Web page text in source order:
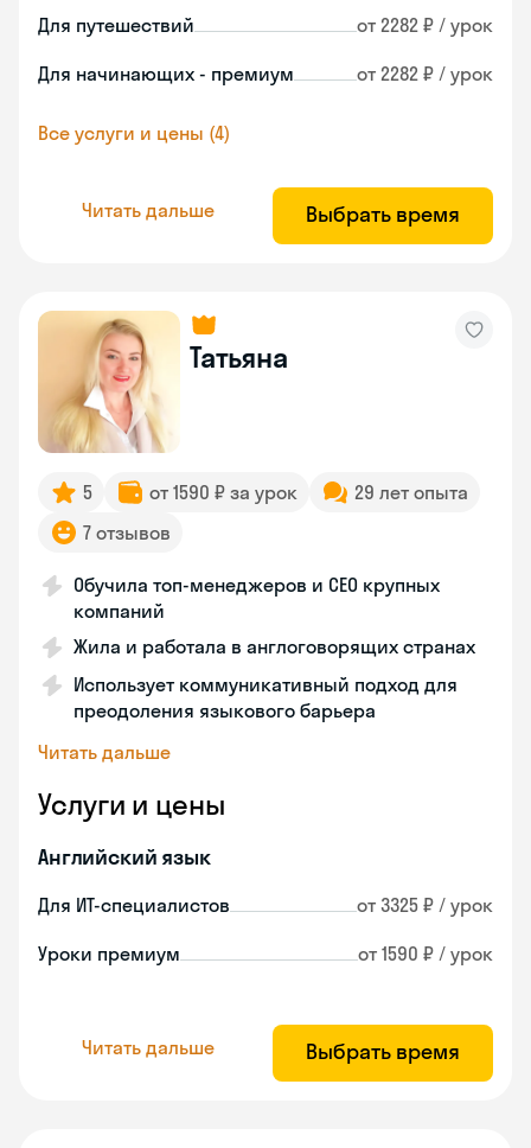
Для путешествий от 2282 ₽ / урок
Для начинающих - премиум от 2282 ₽ / урок
Все услуги и цены (4)
Читать дальше Выбрать время
Татьяна
5 от 1590 ₽ за урок
29 лет опыта
7 отзывов
Обучила топ-менеджеров и CEO крупных
компаний
Жила и работала в англоговорящих странах
Использует коммуникативный подход для
преодоления языкового барьера
Читать дальше
Услуги и цены
Английский язык
Для ИТ-специалистов от 3325 ₽ / урок
Уроки премиум от 1590 ₽ / урок
Читать дальше Выбрать время